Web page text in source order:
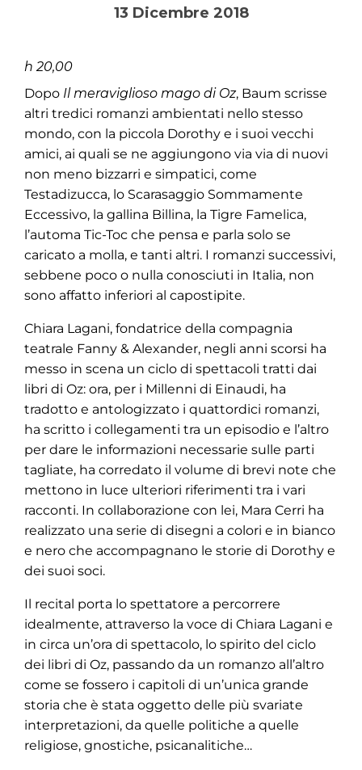
13 Dicembre 2018
h 20,00
Dopo Il meraviglioso mago di Oz, Baum scrisse
altri tredici romanzi ambientati nello stesso
mondo, con la piccola Dorothy e i suoi vecchi
amici, ai quali se ne aggiungono via via di nuovi
non meno bizzarri e simpatici, come
Testadizucca, lo Scarasaggio Sommamente
Eccessivo, la gallina Billina, la Tigre Famelica,
l’automa Tic-Toc che pensa e parla solo se
caricato a molla, e tanti altri. I romanzi successivi,
sebbene poco o nulla conosciuti in Italia, non
sono affatto inferiori al capostipite.
Chiara Lagani, fondatrice della compagnia
teatrale Fanny & Alexander, negli anni scorsi ha
messo in scena un ciclo di spettacoli tratti dai
libri di Oz: ora, per i Millenni di Einaudi, ha
tradotto e antologizzato i quattordici romanzi,
ha scritto i collegamenti tra un episodio e l’altro
per dare le informazioni necessarie sulle parti
tagliate, ha corredato il volume di brevi note che
mettono in luce ulteriori riferimenti tra i vari
racconti. In collaborazione con lei, Mara Cerri ha
realizzato una serie di disegni a colori e in bianco
e nero che accompagnano le storie di Dorothy e
dei suoi soci.
Il recital porta lo spettatore a percorrere
idealmente, attraverso la voce di Chiara Lagani e
in circa un’ora di spettacolo, lo spirito del ciclo
dei libri di Oz, passando da un romanzo all’altro
come se fossero i capitoli di un’unica grande
storia che è stata oggetto delle più svariate
interpretazioni, da quelle politiche a quelle
religiose, gnostiche, psicanalitiche…